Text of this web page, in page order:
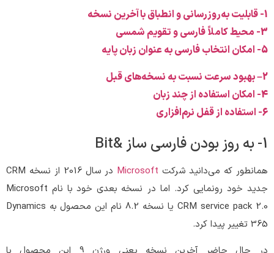
1- قابلیت به‌روزرسانی و انطباق با آخرین نسخه
3- محیط کاملاً فارسی و تقویم شمسی
5- امکان انتخاب فارسی به عنوان زبان پایه
2– بهبود سرعت نسبت به نسخه‌های قبل
4- امکان استفاده از چند زبان
6- استفاده از قفل نرم‌افزاری
1- به روز بودن فارسی ساز &Bit
همانطور که می‌دانید شرکت Microsoft
در سال 2016 از نسخه CRM
جدید خود رونمایی کرد. اما در نسخه‌ بعدی خود با نام Microsoft
CRM service pack 2.0 یا نسخه 8.2 نام این محصول به Dynamics
365 تغییر پیدا کرد.